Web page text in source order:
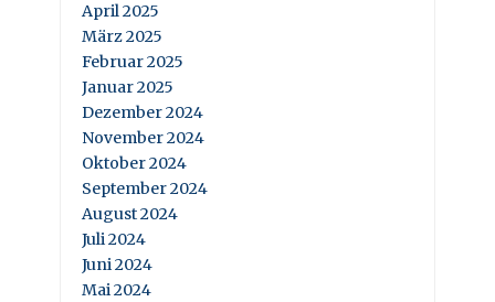
April 2025
März 2025
Februar 2025
Januar 2025
Dezember 2024
November 2024
Oktober 2024
September 2024
August 2024
Juli 2024
Juni 2024
Mai 2024